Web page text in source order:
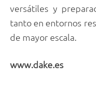
versátiles y
tanto en entornos
de mayor escala.
www.dake.es